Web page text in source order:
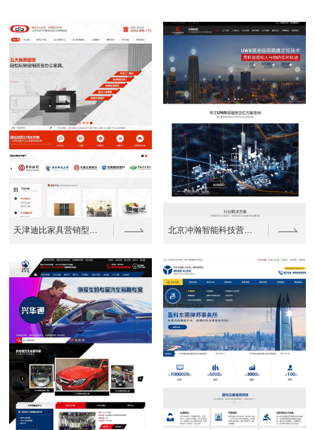
天津迪比家具营销型网站建设案例 北京冲瀚智能科技营销型网站建设案例